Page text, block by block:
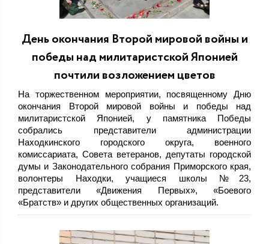
День окончания Второй мировой войны и
победы над милитаристской Японией
почтили возложением цветов
На торжественном мероприятии, посвященному Дню
окончания Второй мировой войны и победы над
милитаристской Японией, у памятника Победы
собрались представители администрации
Находкинского городского округа, военного
комиссариата, Совета ветеранов, депутаты городской
думы и Законодательного собрания Приморского края,
волонтеры Находки, учащиеся школы №23,
представители «Движения Первых», «Боевого
«Братств» и других общественных организаций.